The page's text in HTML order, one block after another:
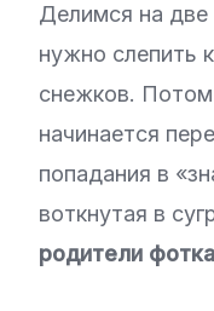
Делимся на
нужно слепить
снежков.
начинается
попадания в
воткнутая в
родители